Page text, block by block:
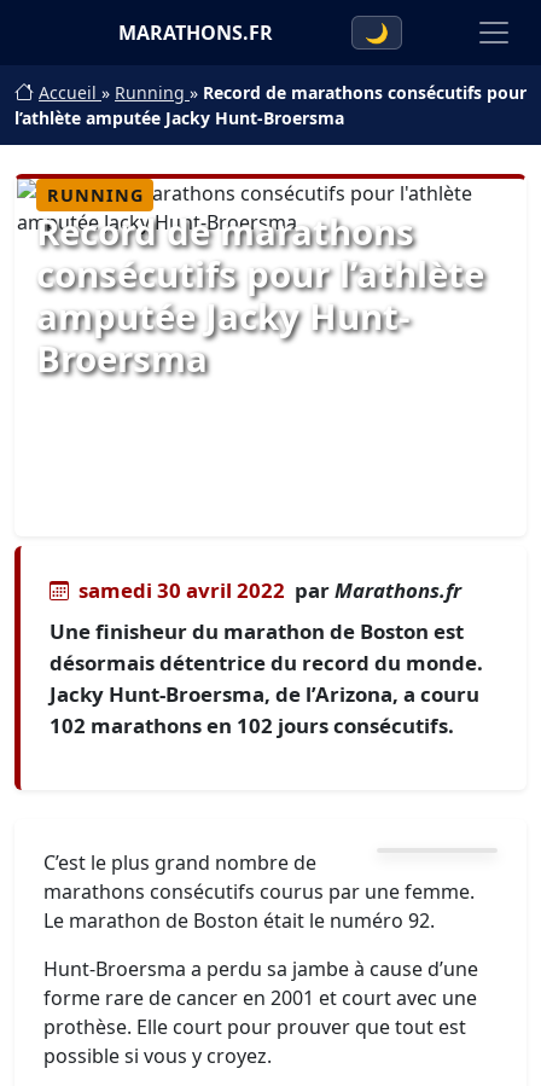
MARATHONS.FR 🌙
Accueil » Running » Record de marathons consécutifs pour
l’athlète amputée Jacky Hunt-Broersma
RUNNING
Record de marathons
consécutifs pour l’athlète
amputée Jacky Hunt-
Broersma
samedi 30 avril 2022 parMarathons.fr
Une finisheur du marathon de Boston est
désormais détentrice du record du monde.
Jacky Hunt-Broersma, de l’Arizona, a couru
102 marathons en 102 jours consécutifs.
C’est le plus grand nombre de
marathons consécutifs courus par une femme.
Le marathon de Boston était le numéro 92.
Hunt-Broersma a perdu sa jambe à cause d’une
forme rare de cancer en 2001 et court avec une
prothèse. Elle court pour prouver que tout est
possible si vous y croyez.